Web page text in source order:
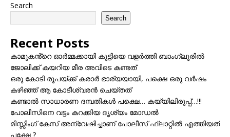
Search
Search
Recent Posts
കാമുകൻ്റെ ഓർമ്മക്കായി കുട്ടിയെ വളർത്തി ബാംഗ്ലൂരിൽ
ജോലിക്ക് കയറിയ മീര അവിടെ കണ്ടത്
ഒരു കോടി രൂപയ്ക്ക് കരാർ ഭാര്യയായി, പക്ഷെ ഒരു വർഷം
കഴിഞ്ഞ് ആ കോടീശ്വരൻ ചെയ്തത്
കണ്ടാൽ സാധാരണ ദമ്പതികൾ പക്ഷെ… കയ്യിലിരുപ്പ്…!!!
പോലീസിനെ വട്ടം കറക്കിയ ദൃശ്യം മോഡല്‍
മിസ്സിംഗ് കേസ് അന്വേഷിച്ചാണ് പോലീസ് ഫ്ലാറ്റിൽ എത്തിയത്
പക്ഷേ ?